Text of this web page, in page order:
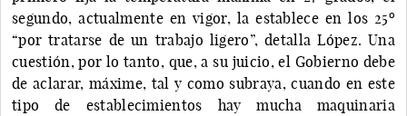
segundo, actualmente en vigor, la establece en los 25o
“por tratarse de un trabajo ligero”, detalla López. Una
cuestión, por lo tanto, que, a su juicio, el Gobierno debe
de aclarar, máxime, tal y como subraya, cuando en este
tipo de establecimientos hay mucha maquinaria